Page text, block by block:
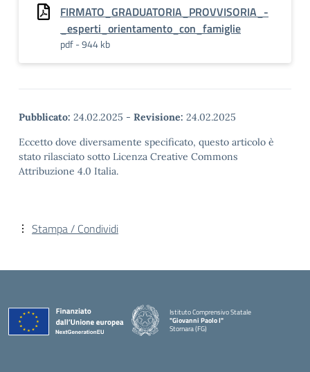
FIRMATO_GRADUATORIA_PROVVISORIA_-
_esperti_orientamento_con_famiglie
pdf - 944 kb
Pubblicato: 24.02.2025 - Revisione: 24.02.2025
Eccetto dove diversamente specificato, questo articolo è
stato rilasciato sotto Licenza Creative Commons
Attribuzione 4.0 Italia.
Stampa / Condividi
Istituto Comprensivo Statale
"Giovanni Paolo I"
Stornara (FG)